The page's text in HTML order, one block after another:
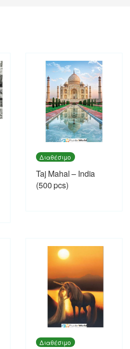
Διαθέσιμο
Taj Mahal – India
(500 pcs)
Διαθέσιμο